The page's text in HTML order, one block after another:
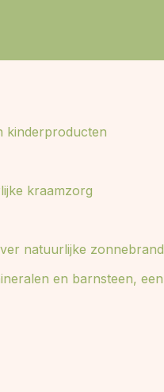
kinderproducten
kraamzorg
natuurlijke zonnebrand
en barnsteen, een